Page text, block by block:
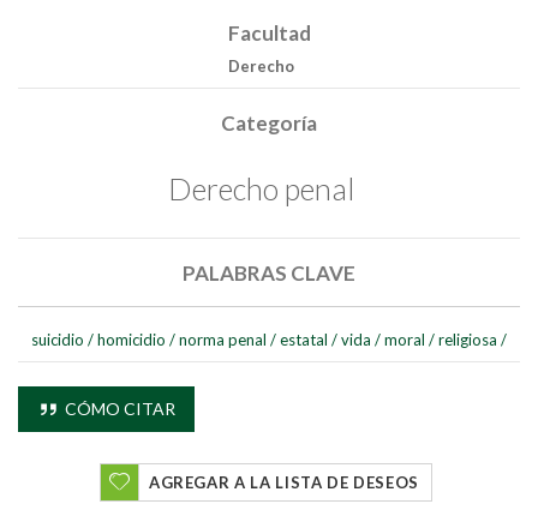
Facultad
Derecho
Categoría
Derecho penal
PALABRAS CLAVE
suicidio /homicidio /norma penal /estatal /vida /moral /religiosa /
CÓMO CITAR
AGREGAR A LA LISTA DE DESEOS